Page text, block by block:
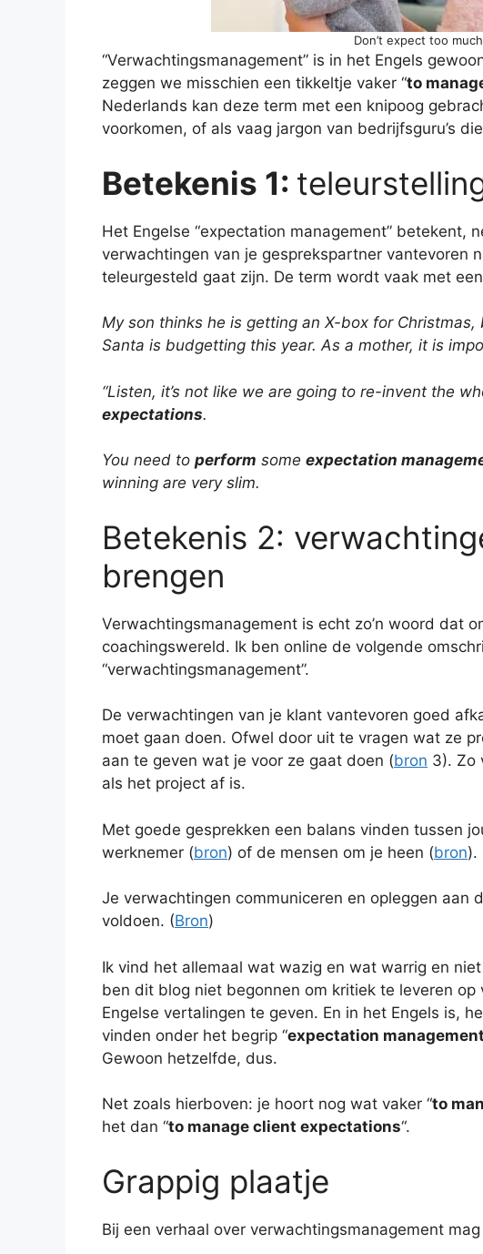
Don’t expect too
“Verwachtingsmanagement” is in het Engels
zeggen we misschien een tikkeltje vaker “to
Nederlands kan deze term met een knipoog
voorkomen, of als vaag jargon van bedrijfsguru’s
Betekenis 1:
Het Engelse “expectation management” betekent,
verwachtingen van je gesprekspartner vantevoren
teleurgesteld gaat zijn. De term wordt vaak met
My son thinks he is getting an X-box for Christmas,
Santa is budgetting this year. As a mother, it is
“Listen, it’s not like we are going to re-invent the
expectations.
You need to perform some expectation
winning are very slim.
Betekenis 2:
brengen
Verwachtingsmanagement is echt zo’n woord dat
coachingswereld. Ik ben online de volgende
“verwachtingsmanagement”.
De verwachtingen van je klant vantevoren goed
moet gaan doen. Ofwel door uit te vragen wat ze
aan te geven wat je voor ze gaat doen (bron 3). Zo
als het project af is.
Met goede gesprekken een balans vinden tussen
werknemer (bron) of de mensen om je heen (bron).
Je verwachtingen communiceren en opleggen aan
voldoen. (Bron)
Ik vind het allemaal wat wazig en wat warrig en
ben dit blog niet begonnen om kritiek te leveren
Engelse vertalingen te geven. En in het Engels is,
vinden onder het begrip “expectation management
Gewoon hetzelfde, dus.
Net zoals hierboven: je hoort nog wat vaker “to
het dan “to manage client expectations“.
Grappig plaatje
Bij een verhaal over verwachtingsmanagement